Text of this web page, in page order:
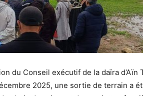
du Conseil exécutif de la daïra d’Aïn
2025, une sortie de terrain a